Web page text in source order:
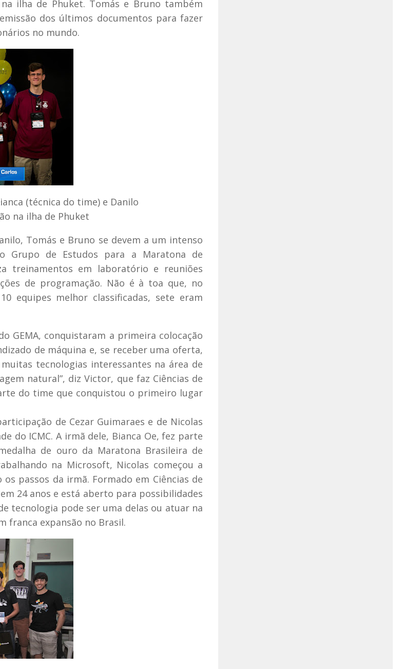
ilha de Phuket. Tomás e Bruno também
dos últimos documentos para fazer
no mundo.
(técnica do time) e Danilo
na ilha de Phuket
Tomás e Bruno se devem a um intenso
Grupo de Estudos para a Maratona de
treinamentos em laboratório e reuniões
de programação. Não é à toa que, no
equipes melhor classificadas, sete eram
GEMA, conquistaram a primeira colocação
de máquina e, se receber uma oferta,
tecnologias interessantes na área de
natural”, diz Victor, que faz Ciências de
do time que conquistou o primeiro lugar
de Cezar Guimaraes e de Nicolas
do ICMC. A irmã dele, Bianca Oe, fez parte
de ouro da Maratona Brasileira de
na Microsoft, Nicolas começou a
passos da irmã. Formado em Ciências de
24 anos e está aberto para possibilidades
tecnologia pode ser uma delas ou atuar na
franca expansão no Brasil.